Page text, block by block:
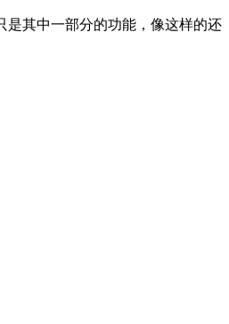
是其中一部分的功能，像这样的还